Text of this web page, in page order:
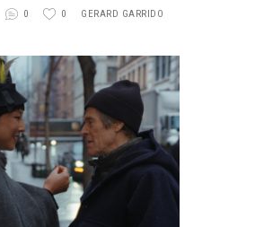
0 0 GERARD GARRIDO